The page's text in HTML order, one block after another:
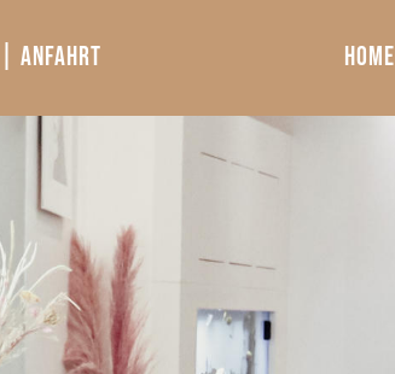
Anfahrt Home